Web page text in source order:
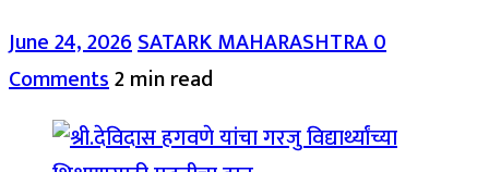
June 24, 2026SATARK MAHARASHTRA0
Comments2 min read